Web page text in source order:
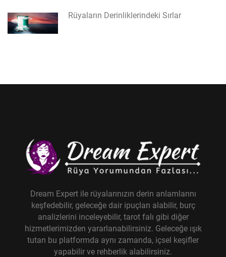
Rüyaların Derinliklerindeki Sırlar
Dream Expert ile rüyalarınızın derin anlamlarını
keşfedebilir, geleceğe dair ipuçları alabilir, burç
analizlerini inceleyebilir, tarot falı gibi diğer
hizmetlerimizden yararlanabilirsiniz. Geleceğe ışık
tutan bu platformda aynı zamanda, içsel keşifler
yapabilir ve rehberlik alabilirsiniz.